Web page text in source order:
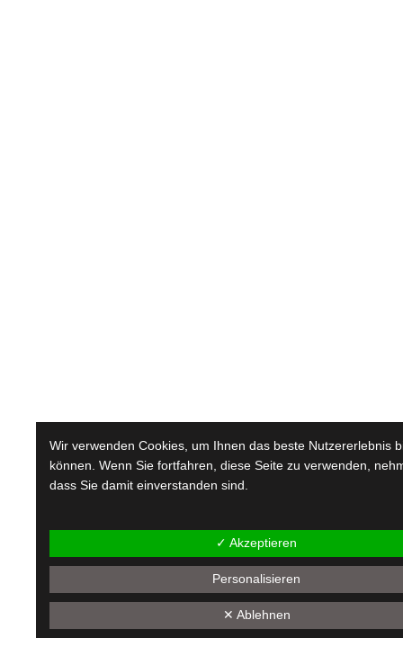
Wir verwenden Cookies, um Ihnen das beste Nutzererlebnis
können. Wenn Sie fortfahren, diese Seite zu verwenden,
dass Sie damit einverstanden sind.
✓ Akzeptieren
Personalisieren
✕ Ablehnen